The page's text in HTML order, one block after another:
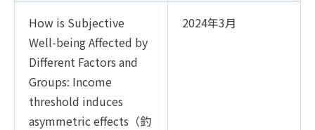
How is Subjective
Well-being Affected by
Different Factors and
Groups: Income
threshold induces
asymmetric effects（釣
2024年3月